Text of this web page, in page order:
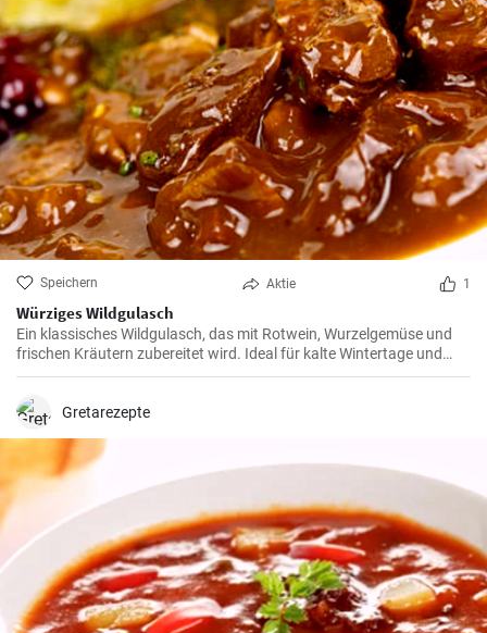
Speichern Aktie 1
Würziges Wildgulasch
Ein klassisches Wildgulasch, das mit Rotwein, Wurzelgemüse und
frischen Kräutern zubereitet wird. Ideal für kalte Wintertage und
besondere Anlässe.
Gretarezepte